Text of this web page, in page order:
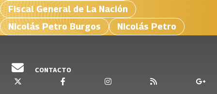
Fiscal General de La Nación
Nicolás Petro Burgos
Nicolás Petro
CONTACTO